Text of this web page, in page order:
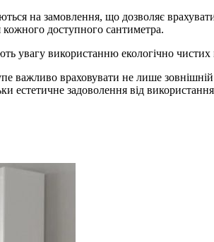
на замовлення, що дозволяє
доступного сантиметра.
увагу використанню екологічно
важливо враховувати не лише
естетичне задоволення від